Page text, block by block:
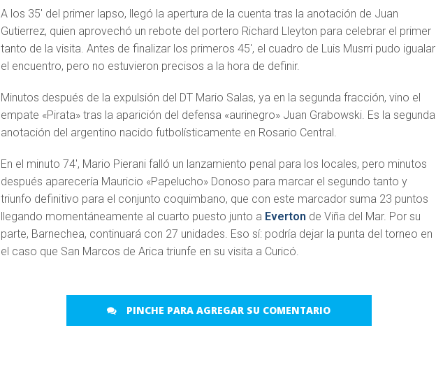
A los 35′ del primer lapso, llegó la apertura de la cuenta tras la anotación de Juan
Gutierrez, quien aprovechó un rebote del portero Richard Lleyton para celebrar el primer
tanto de la visita. Antes de finalizar los primeros 45′, el cuadro de Luis Musrri pudo igualar
el encuentro, pero no estuvieron precisos a la hora de definir.
Minutos después de la expulsión del DT Mario Salas, ya en la segunda fracción, vino el
empate «Pirata» tras la aparición del defensa «aurinegro» Juan Grabowski. Es la segunda
anotación del argentino nacido futbolísticamente en Rosario Central.
En el minuto 74′, Mario Pierani falló un lanzamiento penal para los locales, pero minutos
después aparecería Mauricio «Papelucho» Donoso para marcar el segundo tanto y
triunfo definitivo para el conjunto coquimbano, que con este marcador suma 23 puntos
llegando momentáneamente al cuarto puesto junto a Everton de Viña del Mar. Por su
parte, Barnechea, continuará con 27 unidades. Eso sí: podría dejar la punta del torneo en
el caso que San Marcos de Arica triunfe en su visita a Curicó.
PINCHE PARA AGREGAR SU COMENTARIO